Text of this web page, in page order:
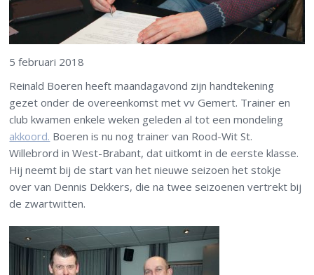
5 februari 2018
Reinald Boeren heeft maandagavond zijn handtekening
gezet onder de overeenkomst met vv Gemert. Trainer en
club kwamen enkele weken geleden al tot een mondeling
akkoord. Boeren is nu nog trainer van Rood-Wit St.
Willebrord in West-Brabant, dat uitkomt in de eerste klasse.
Hij neemt bij de start van het nieuwe seizoen het stokje
over van Dennis Dekkers, die na twee seizoenen vertrekt bij
de zwartwitten.